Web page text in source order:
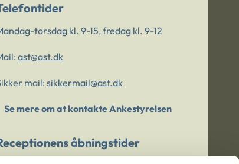
torsdag kl. 9-15, fredag kl. 9-12
ast@ast.dk
mail: sikkermail@ast.dk
Se mere om at kontakte Ankestyrelsen
åbningstider